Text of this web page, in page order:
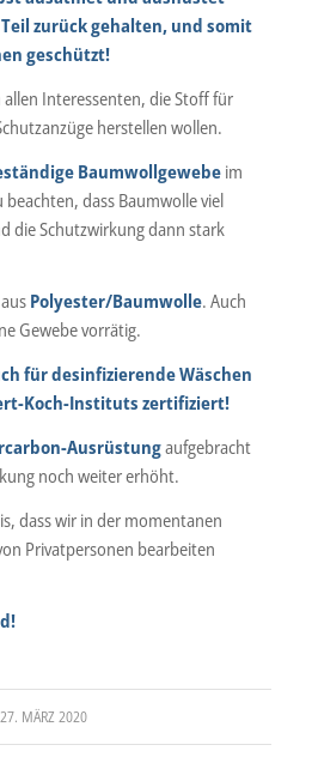
zurück gehalten, und somit
geschützt!
allen Interessenten, die Stoff für
herstellen wollen.
Baumwollgewebeim
dass Baumwolle viel
die Schutzwirkung dann stark
Polyester/Baumwolle. Auch
Gewebe vorrätig.
für desinfizierende Wäschen
Koch-Instituts zertifiziert!
Ausrüstungaufgebracht
noch weiter erhöht.
dass wir in der momentanen
Privatpersonen bearbeiten
27. MÄRZ 2020